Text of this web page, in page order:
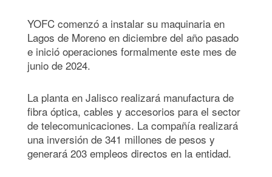
YOFC comenzó a instalar su maquinaria en
Lagos de Moreno en diciembre del año pasado
e inició operaciones formalmente este mes de
junio de 2024.
La planta en Jalisco realizará manufactura de
fibra óptica, cables y accesorios para el sector
de telecomunicaciones. La compañía realizará
una inversión de 341 millones de pesos y
generará 203 empleos directos en la entidad.